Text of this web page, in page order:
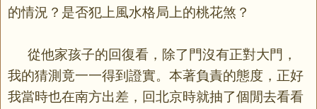
的情況？是否犯上風水格局上的桃花煞？
從他家孩子的回復看，除了門沒有正對大門，
我的猜測竟一一得到證實。本著負責的態度，正好
我當時也在南方出差，回北京時就抽了個閒去看看